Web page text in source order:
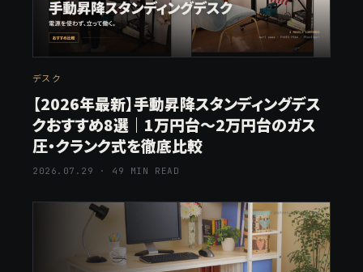
デスク
【2026年最新】手動昇降スタンディングデス
クおすすめ8選｜1万円台〜2万円台のガス
圧・クランク式を徹底比較
2026.07.29 · 49 MIN READ